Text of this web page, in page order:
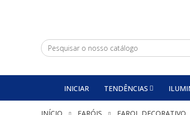
INICIAR TENDÊNCIAS